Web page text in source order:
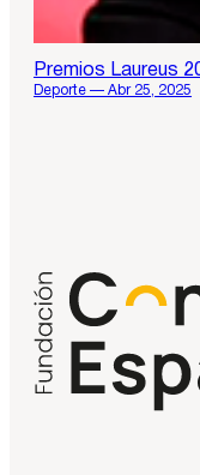
Premios Laureus
Deporte — Abr 25, 2025